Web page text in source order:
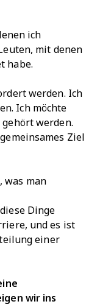
ich
mit denen
habe.
werden. Ich
Ich möchte
werden.
Ziel
was man
Dinge
und es ist
einer
wir ins